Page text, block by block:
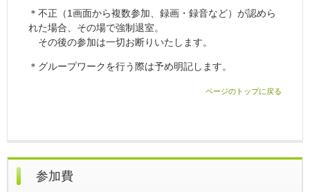
＊不正（1画面から複数参加、録画・録音など）が認めら
れた場合、その場で強制退室。
その後の参加は一切お断りいたします。
＊グループワークを行う際は予め明記します。
ページのトップに戻る
参加費